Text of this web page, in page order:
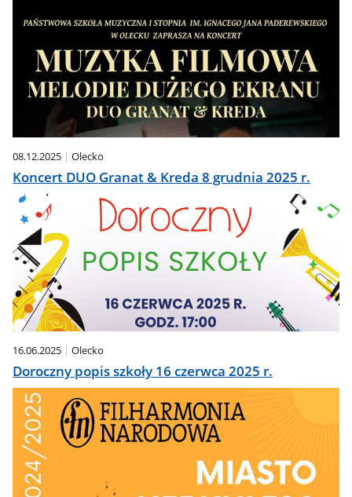
08.12.2025 Olecko
Koncert DUO Granat & Kreda 8 grudnia 2025 r.
16.06.2025 Olecko
Doroczny popis szkoły 16 czerwca 2025 r.